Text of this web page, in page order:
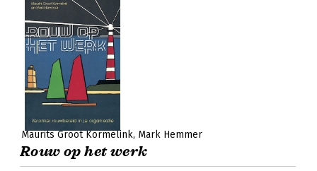
Maurits Groot Kormelink Mark Hemmer
Rouw op het werk